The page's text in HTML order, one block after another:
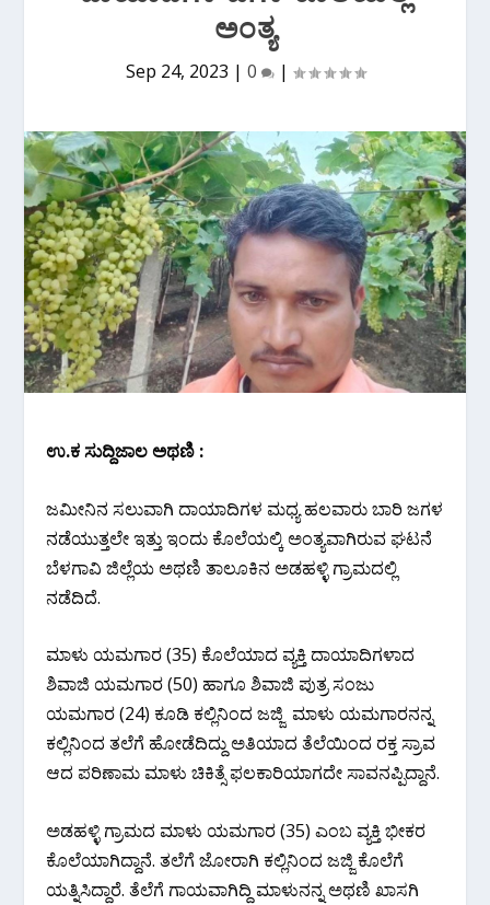
ಅಂತ್ಯ
Sep 24, 2023 | 0 |
ಉ.ಕ ಸುದ್ದಿಜಾಲ ಅಥಣಿ :
ಜಮೀನಿನ ಸಲುವಾಗಿ ದಾಯಾದಿಗಳ ಮಧ್ಯ ಹಲವಾರು ಬಾರಿ ಜಗಳ
ನಡೆಯುತ್ತಲೇ ಇತ್ತು ಇಂದು ಕೊಲೆಯಲ್ಕಿ ಅಂತ್ಯವಾಗಿರುವ ಘಟನೆ
ಬೆಳಗಾವಿ ಜಿಲ್ಲೆಯ ಅಥಣಿ ತಾಲೂಕಿನ ಅಡಹಳ್ಳಿ ಗ್ರಾಮದಲ್ಲಿ‌
ನಡೆದಿದೆ.
ಮಾಳು ಯಮಗಾರ (35) ಕೊಲೆಯಾದ ವ್ಯಕ್ತಿ ದಾಯಾದಿಗಳಾದ
ಶಿವಾಜಿ ಯಮಗಾರ (50) ಹಾಗೂ ಶಿವಾಜಿ ಪುತ್ರ ಸಂಜು
ಯಮಗಾರ (24) ಕೂಡಿ ಕಲ್ಲಿನಿಂದ ಜಜ್ಜಿ ಮಾಳು ಯಮಗಾರನನ್ನ
ಕಲ್ಲಿನಿಂದ ತಲೆಗೆ ಹೋಡೆದಿದ್ದು ಅತಿಯಾದ ತೆಲೆಯಿಂದ ರಕ್ತ ಸ್ರಾವ
ಆದ ಪರಿಣಾಮ ಮಾಳು ಚಿಕಿತ್ಸೆ ಫಲಕಾರಿಯಾಗದೇ ಸಾವನಪ್ಪಿದ್ದಾನೆ.
ಅಡಹಳ್ಳಿ ಗ್ರಾಮದ ಮಾಳು ಯಮಗಾರ (35) ಎಂಬ ವ್ಯಕ್ತಿ ಭೀಕರ
ಕೊಲೆಯಾಗಿದ್ದಾನೆ. ತಲೆಗೆ ಜೋರಾಗಿ ಕಲ್ಲಿನಿಂದ ಜಜ್ಜಿ ಕೊಲೆಗೆ
ಯತ್ನಿಸಿದ್ದಾರೆ. ತೆಲೆಗೆ ಗಾಯವಾಗಿದ್ದಿ ಮಾಳುನನ್ನ ಅಥಣಿ ಖಾಸಗಿ